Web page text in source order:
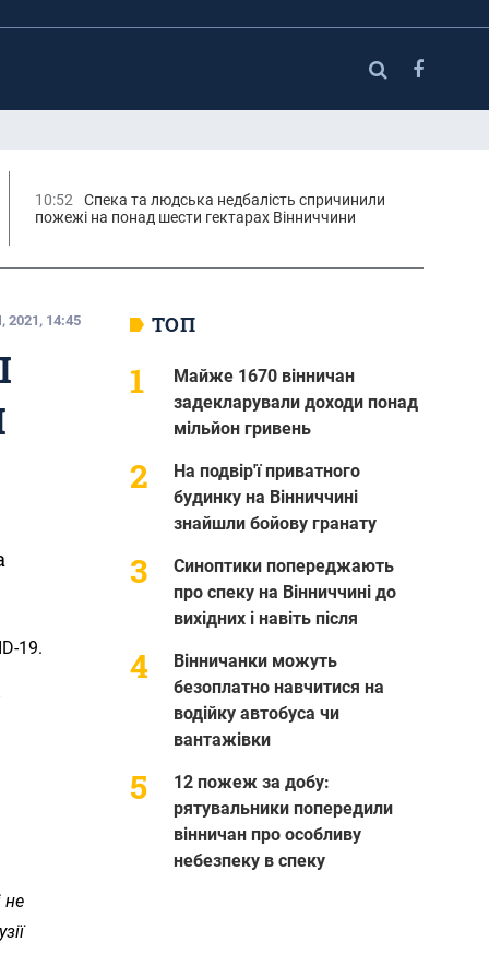
10:52
Спека та людська недбалість спричинили
пожежі на понад шести гектарах Вінниччини
2021, 14:45
19.
не
ТОП
Майже 1670 вінничан
задекларували доходи понад
мільйон гривень
На подвір'ї приватного
будинку на Вінниччині
знайшли бойову гранату
Синоптики попереджають
про спеку на Вінниччині до
вихідних і навіть після
Вінничанки можуть
безоплатно навчитися на
водійку автобуса чи
вантажівки
12 пожеж за добу:
рятувальники попередили
вінничан про особливу
небезпеку в спеку